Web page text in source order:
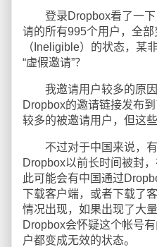
登录Dropbox看了一下
请的所有995个用户，全部
（Ineligible）的状态，某
“虚假邀请”？
我邀请用户较多的原因
Dropbox的邀请链接发布
较多的被邀请用户，但这
不过对于中国来说，有
Dropbox以前长时间被封
此可能会有中国通过
下载客户端，或者下载了
情况出现，如果出现了大
Dropbox会怀疑这个帐号
户都变成无效的状态。